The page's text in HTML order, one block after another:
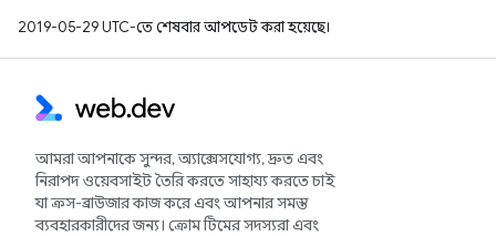
2019-05-29 UTC-তে শেষবার আপডেট করা হয়েছে।
আমরা আপনাকে সুন্দর, অ্যাক্সেসযোগ্য, দ্রুত এবং
নিরাপদ ওয়েবসাইট তৈরি করতে সাহায্য করতে চাই
যা ক্রস-ব্রাউজার কাজ করে এবং আপনার সমস্ত
ব্যবহারকারীদের জন্য। ক্রোম টিমের সদস্যরা এবং